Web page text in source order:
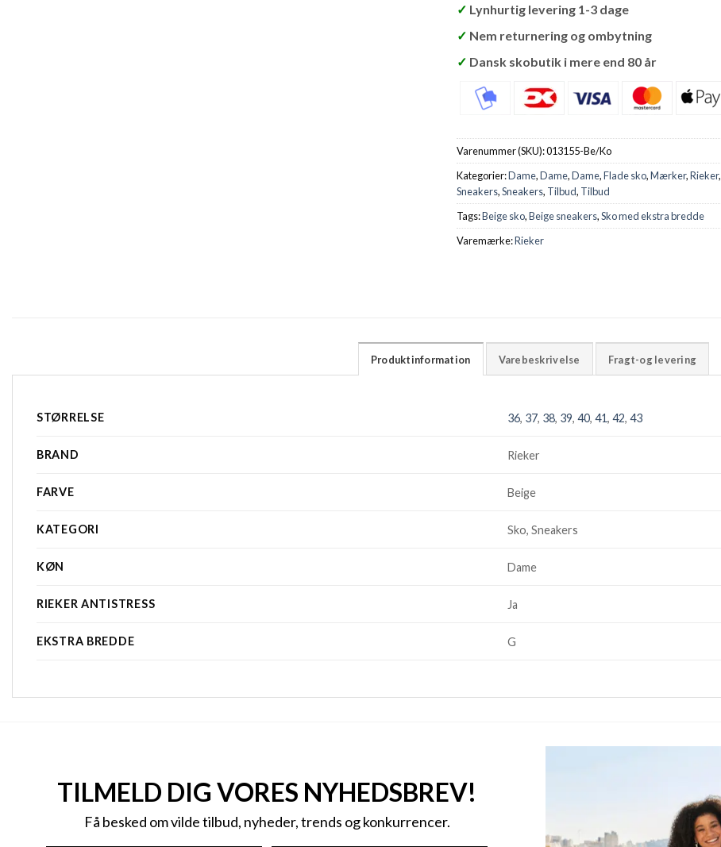
✓ Lynhurtig levering 1-3 dage
✓ Nem returnering og ombytning
✓ Dansk skobutik i mere end 80 år
Varenummer (SKU):013155-Be/Ko
Kategorier:Dame,Dame,Dame,Flade sko,Mærker,Rieker,
Sneakers,Sneakers, Tilbud, Tilbud
Tags:Beige sko,Beige sneakers,Sko med ekstra bredde
Varemærke:Rieker
Produktinformation Varebeskrivelse Fragt-og levering
STØRRELSE 36, 37, 38, 39,40,41,42,43
BRAND Rieker
FARVE Beige
KATEGORI Sko, Sneakers
KØN Dame
RIEKER ANTISTRESS Ja
EKSTRA BREDDE G
TILMELD DIG VORES NYHEDSBREV!
Få besked om vilde tilbud, nyheder, trends og konkurrencer.